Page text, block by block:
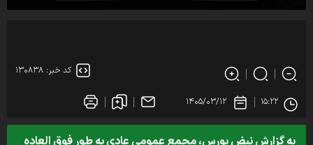
کد خبر: ۱۳۰۸۳۸
۱۵:۲۲ ۱۴۰۵/۰۳/۱۲